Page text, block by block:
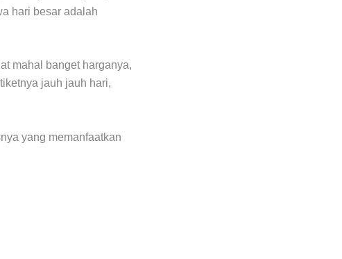
hari besar adalah
mahal banget harganya,
jauh jauh hari,
yang memanfaatkan